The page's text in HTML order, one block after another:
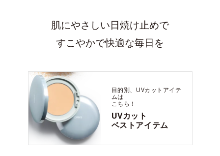
肌にやさしい日焼け止めで
すこやかで快適な毎日を
目的別、UVカットアイテ
ムは
こちら！
UVカット
ベストアイテム